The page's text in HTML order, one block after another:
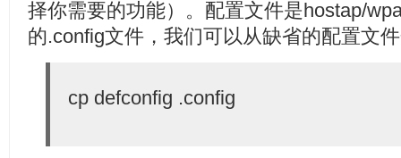
择你需要的功能）。配置文件是hostap/
的.config文件，我们可以从缺省的配置文
cp defconfig .config